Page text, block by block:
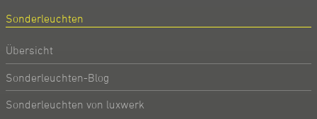
Sonderleuchten
Übersicht
Sonderleuchten-Blog
Sonderleuchten von luxwerk